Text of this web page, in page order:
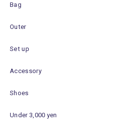
Bag
Outer
Set up
Accessory
Shoes
Under 3,000 yen